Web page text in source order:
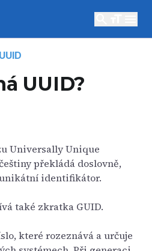
UUID
UUID?
Universally Unique
překládá doslovně,
identifikátor.
také zkratka GUID.
které rozeznává a určuje